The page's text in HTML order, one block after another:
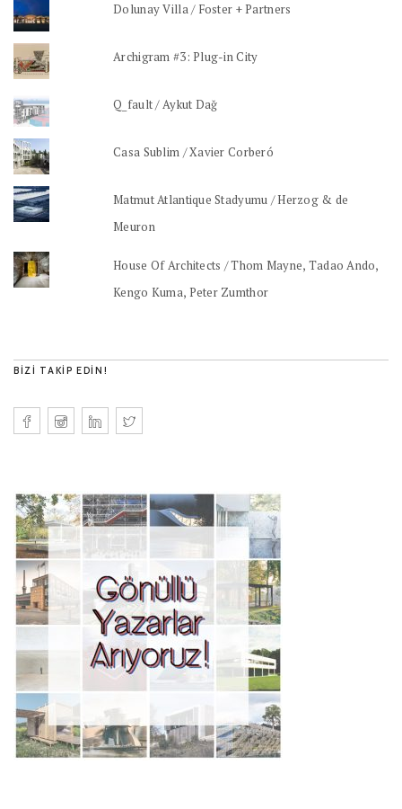
Dolunay Villa / Foster + Partners
Archigram #3: Plug-in City
Q_fault / Aykut Dağ
Casa Sublim / Xavier Corberó
Matmut Atlantique Stadyumu / Herzog & de
Meuron
House Of Architects / Thom Mayne, Tadao Ando,
Kengo Kuma, Peter Zumthor
BIZI TAKIP EDIN!